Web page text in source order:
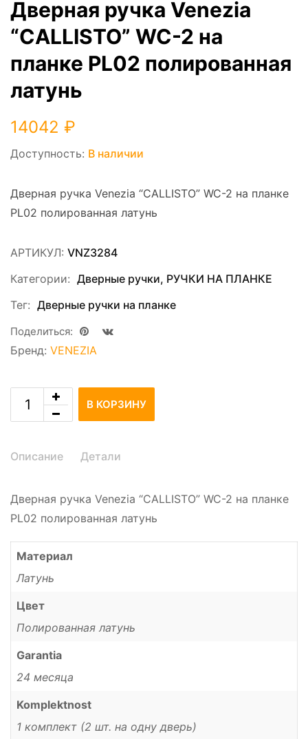
Дверная ручка Venezia
“CALLISTO” WC-2 на
планке PL02 полированная
латунь
14042 ₽
Доступность: В наличии
Дверная ручка Venezia “CALLISTO” WC-2 на планке
PL02 полированная латунь
АРТИКУЛ: VNZ3284
Категории: Дверные ручки, РУЧКИ НА ПЛАНКЕ
Тег: Дверные ручки на планке
Поделиться:
Бренд: VENEZIA
В КОРЗИНУ
Описание Детали
Дверная ручка Venezia “CALLISTO” WC-2 на планке
PL02 полированная латунь
Материал
Латунь
Цвет
Полированная латунь
Garantia
24 месяца
Komplektnost
1 комплект (2 шт. на одну дверь)